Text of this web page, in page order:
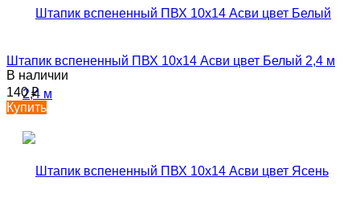
Штапик вспененный ПВХ 10х14 Асви цвет Белый 2,4 м
В наличии
140₽
Купить